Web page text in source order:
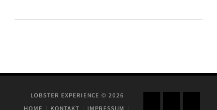
LOBSTER EXPERIENCE © 2026
HOME
KONTAKT IMPRESSUM